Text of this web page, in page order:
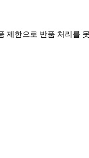
제한으로 반품 처리를